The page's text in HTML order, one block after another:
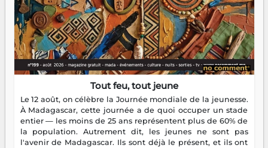
Tout feu, tout jeune
Le 12 août, on célèbre la Journée mondiale de la jeunesse.
À Madagascar, cette journée a de quoi occuper un stade
entier — les moins de 25 ans représentent plus de 60% de
la population. Autrement dit, les jeunes ne sont pas
l'avenir de Madagascar. Ils sont déjà le présent, et ils ont